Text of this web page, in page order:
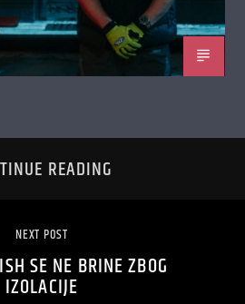
READING
NEXT POST
SE NE BRINE ZBOG
IZOLACIJE